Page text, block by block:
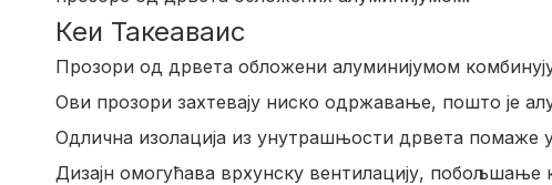
Кеи Такеаваис
Прозори од дрвета обложени алуминијумом
Ови прозори захтевају ниско одржавање, пошто је
Одлична изолација из унутрашњости дрвета помаже
Дизајн омогућава врхунску вентилацију,